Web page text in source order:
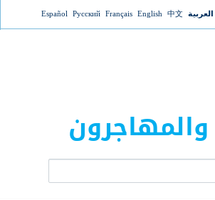
Jump to navigationالعربية 中文
English
Français
Русский
Español
والمهاجرون